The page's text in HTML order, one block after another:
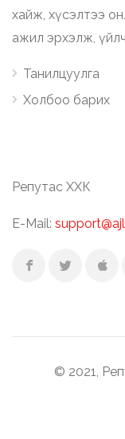
хайж, хүсэлтээ
ажил эрхэлж,
Танилцуулга
Холбоо барих
Репутас ХХК
E-Mail:
© 2021,